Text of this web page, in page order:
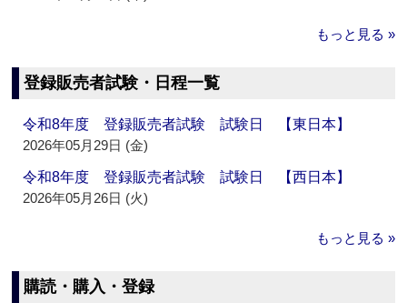
もっと見る »
登録販売者試験・日程一覧
令和8年度 登録販売者試験 試験日 【東日本】
2026年05月29日 (金)
令和8年度 登録販売者試験 試験日 【西日本】
2026年05月26日 (火)
もっと見る »
購読・購入・登録